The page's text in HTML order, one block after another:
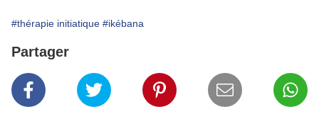
#thérapie initiatique #ikébana
Partager